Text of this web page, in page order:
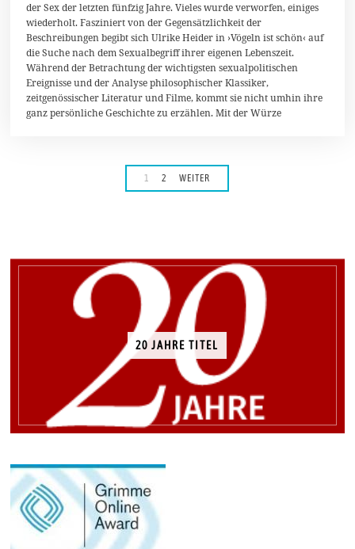
2
0
1
4
der Sex der letzten fünfzig Jahre. Vieles wurde verworfen, einiges
wiederholt. Fasziniert von der Gegensätzlichkeit der
Beschreibungen begibt sich Ulrike Heider in ›Vögeln ist schön‹ auf
die Suche nach dem Sexualbegriff ihrer eigenen Lebenszeit.
Während der Betrachtung der wichtigsten sexualpolitischen
Ereignisse und der Analyse philosophischer Klassiker,
zeitgenössischer Literatur und Filme, kommt sie nicht umhin ihre
ganz persönliche Geschichte zu erzählen. Mit der Würze
1 2 WEITER
20 JAHRE TITEL